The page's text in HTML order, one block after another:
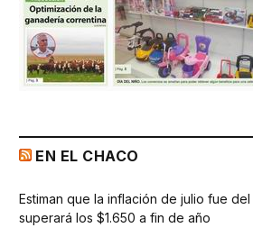
EN EL CHACO
Estiman que la inflación de julio fue
superará los $1.650 a fin de año